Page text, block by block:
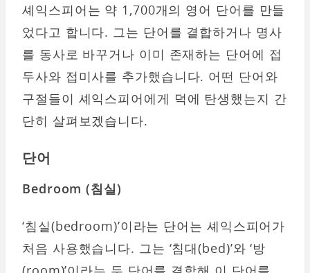
셰익스피어는 약 1,700개의 영어 단어를 만들
었다고 합니다. 그는 단어를 결합하거나 명사
를 동사로 바꾸거나 이미 존재하는 단어에 접
두사와 접미사를 추가했습니다. 어떤 단어와
구절들이 셰익스피어에게 덕에 탄생했는지 간
단히 살펴보겠습니다.
단어
Bedroom (침실)
‘침실(bedroom)’이라는 단어는 셰익스피어가
처음 사용했습니다. 그는 ‘침대(bed)’와 ‘방